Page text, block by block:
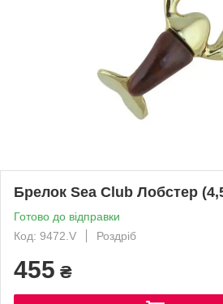
Брелок Sea Club Лобстер
Готово до відправки
Код: 9472.V
Роздріб
455 ₴